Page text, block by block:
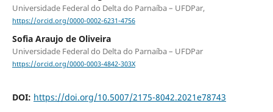
Universidade Federal do Delta do Parnaíba – UFDPar,
https://orcid.org/0000-0002-6231-4756
Sofia Araujo de Oliveira
Universidade Federal do Delta do Parnaíba – UFDPar
https://orcid.org/0000-0003-4842-303X
DOI: https://doi.org/10.5007/2175-8042.2021e78743